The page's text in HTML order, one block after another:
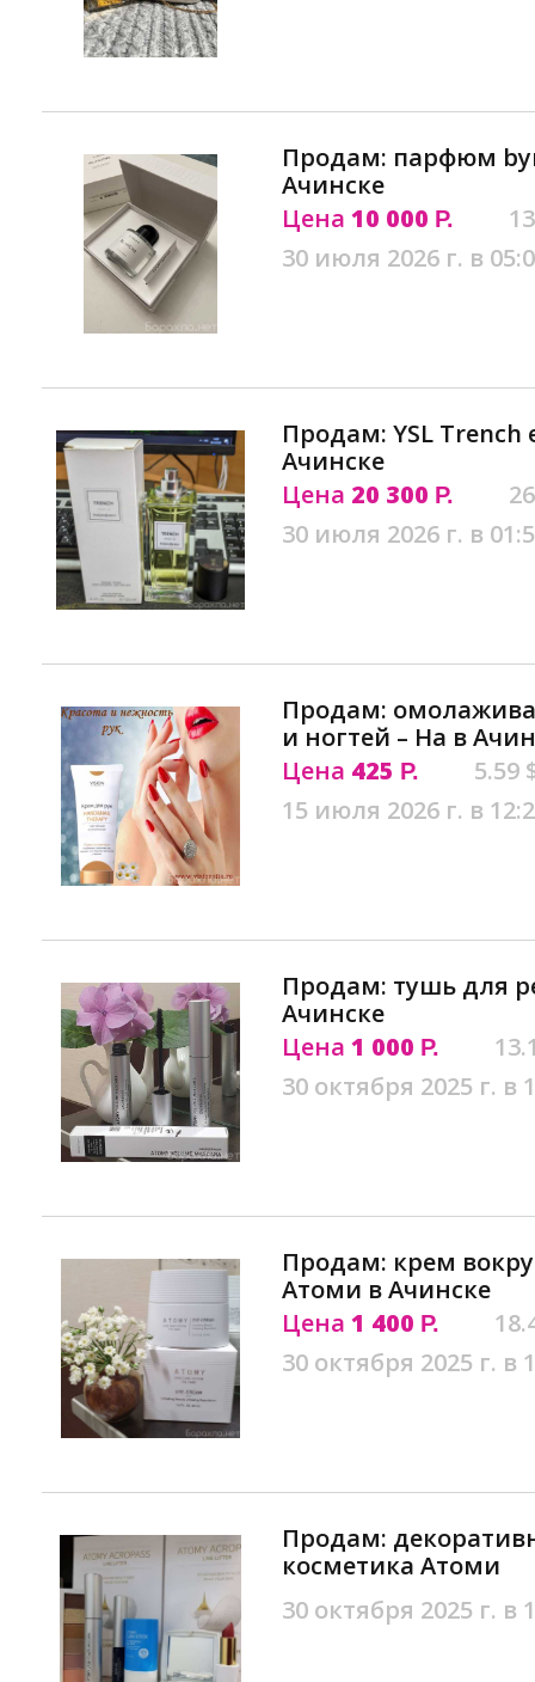
Продам: парфюм
Ачинске
Цена 10 000 Р.
30 июля 2026 г. в
Продам: YSL Trench
Ачинске
Цена 20 300 Р.
30 июля 2026 г. в
Продам:
и ногтей – Ha в
Цена 425 Р.
5.59
15 июля 2026 г. в
Продам: тушь для
Ачинске
Цена 1 000 Р.
30 октября 2025 г. в
Продам: крем
Атоми в Ачинске
Цена 1 400 Р.
30 октября 2025 г. в
Продам:
косметика Атоми
30 октября 2025 г. в